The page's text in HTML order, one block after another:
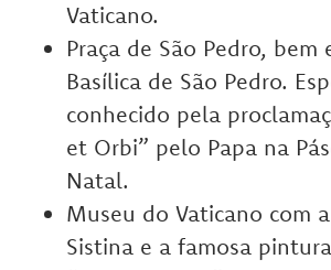
Vaticano.
Praça de São Pedro,
Basílica de São Pedro.
conhecido pela
et Orbi” pelo Papa na
Natal.
Museu do Vaticano com
Sistina e a famosa pintura